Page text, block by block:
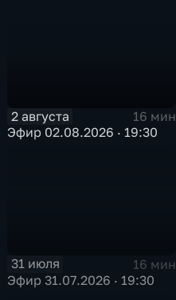
2 августа
16 мин
Эфир 02.08.2026 · 19:30
31 июля
16 мин
Эфир 31.07.2026 · 19:30